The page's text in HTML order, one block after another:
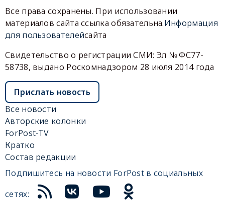
Все права сохранены. При использовании
материалов сайта ссылка обязательна.Информация
для пользователейсайта
Свидетельство о регистрации СМИ: Эл № ФС77-
58738, выдано Роскомнадзором 28 июля 2014 года
Прислать новость
Все новости
Авторские колонки
ForPost-TV
Кратко
Состав редакции
Подпишитесь на новости ForPost в социальных
сетях: